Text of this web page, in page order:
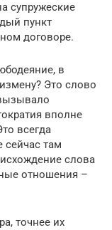
супружеские
пункт
договоре.
в
Это слово
вполне
всегда
там
слова
отношения –
точнее их